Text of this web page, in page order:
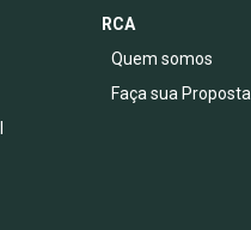
RCA
Quem somos
Faça sua Proposta